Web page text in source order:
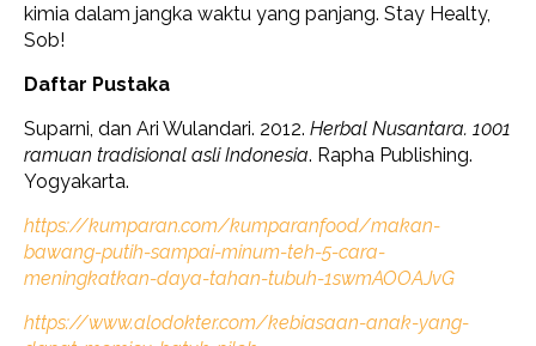
kimia dalam jangka waktu yang panjang. Stay Healty,
Sob!
Daftar Pustaka
Suparni, dan Ari Wulandari. 2012. Herbal Nusantara. 1001
ramuan tradisional asli Indonesia. Rapha Publishing.
Yogyakarta.
https://kumparan.com/kumparanfood/makan-
bawang-putih-sampai-minum-teh-5-cara-
meningkatkan-daya-tahan-tubuh-1swmAOOAJvG
https://www.alodokter.com/kebiasaan-anak-yang-